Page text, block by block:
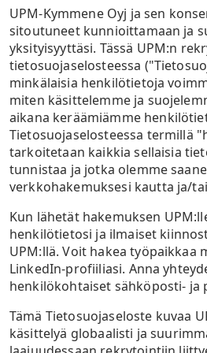
tietojen välittäminen sinulle
sähköisen
ellet ole kieltänyt tällaisia
lakien noudattaminen tai
velvoitteidemme täyttäminen.
Jotta voimme tarjota sinulle
käytämme Palveluiden
kolmansia osapuolia), UPM voi
henkilötietojasi myös Euroopan
ulkopuolella sijaitseviin maihin.
siirretään ETA:n ulkopuolelle,
suojaamiseen käytetään
organisatorisia keinoja, kuten
mallisopimuslausekkeita.
vastaanottajat sitoutuvat
henkilötietojen
tietosuojan, eivätkä he saa
liiketoimintansa edistämiseen.
tietosuojaviranomaisen tietoon.
Voit myös pyytää
rajoittamista tai vastustaa
käyttö voisi loukata
on oikeus rajoittaa tietojen
tietojen oikeellisuuden ajaksi,
lainmukaisuus tarkistetaan, jos
lainvastaisesti tai jos olet
etuun perustuvaa käsittelyä,
syrjäyttävä oikeutettu etu on
Tilanteissa, joissa
perustuu suostumukseesi,
suostumuksesi milloin tahansa.
Sinulla on oikeus kieltää meitä
sinulle mitään sähköistä
suoramarkkinointiviestintää
tilauksen peruutuslinkkiä, joka
kaikkeen sinulle
markkinointiviestintään, ja
UPM-Kymmene Oyj ja sen
sitoutuneet kunnioittamaan ja
yksityisyyttäsi. Tässä UPM:n
tietosuojaselosteessa
minkälaisia henkilötietoja
miten käsittelemme ja
aikana keräämiämme
Tietosuojaselosteessa termillä
tarkoitetaan kaikkia sellaisia
tunnistaa ja jotka olemme
verkkohakemuksesi kautta ja/
Kun lähetät hakemuksen
henkilötietosi ja ilmaiset
UPM:llä. Voit hakea työpaikkaa
LinkedIn-profiiliasi. Anna
henkilökohtaiset sähköposti- ja
Tämä Tietosuojaseloste kuvaa
käsittelyä globaalisti ja